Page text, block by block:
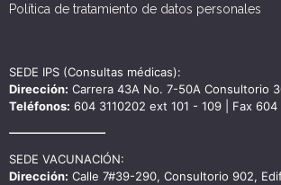
Política de tratamiento de datos personales
SEDE IPS (Consultas médicas):
Dirección: Carrera 43A No. 7-50A Consultorio
Teléfonos: 604 3110202 ext 101 - 109 | Fax 604
SEDE VACUNACIÓN:
Dirección: Calle 7#39-290, Consultorio 902,